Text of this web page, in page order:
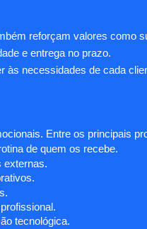
reforçam valores como
e entrega no prazo.
às necessidades de cada
Entre os principais
de quem os recebe.
externas.
tecnológica.